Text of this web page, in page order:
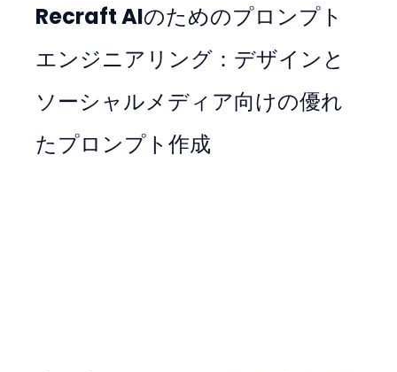
Recraft AIのためのプロンプト
エンジニアリング：デザインと
ソーシャルメディア向けの優れ
たプロンプト作成